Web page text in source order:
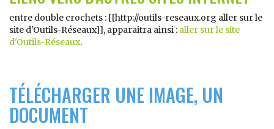
entre double crochets : [[http://outils-reseaux.org aller sur le
site d'Outils-Réseaux]], apparaitra ainsi : aller sur le site
d'Outils-Réseaux.
TÉLÉCHARGER UNE IMAGE, UN
DOCUMENT